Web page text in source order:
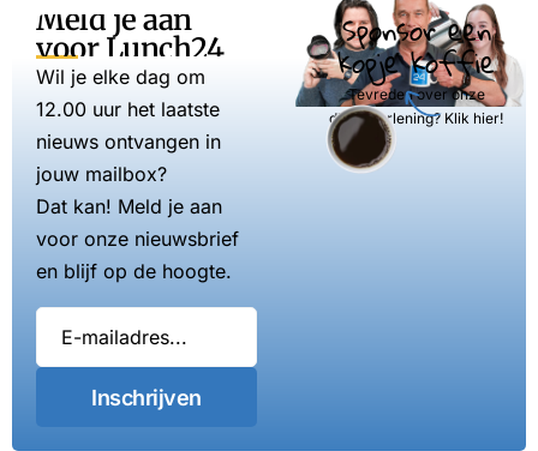
Meld je aan
voor Lunch24
Wil je elke dag om
12.00 uur het laatste
nieuws ontvangen in
jouw mailbox?
Dat kan! Meld je aan
voor onze nieuwsbrief
en blijf op de hoogte.
Inschrijven
Sponsor een
kopje koffie
Tevreden over onze
dienstverlening? Klik hier!